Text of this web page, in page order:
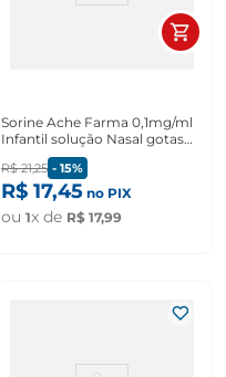
Sorine Ache Farma 0,1mg/ml
Infantil solução Nasal gotas
R$ 21,25 - 15%
R$ 17,45 no PIX
ou 1x de R$ 17,99